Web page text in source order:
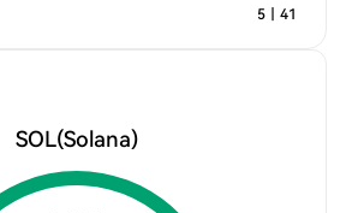
5 41
SOL(Solana)